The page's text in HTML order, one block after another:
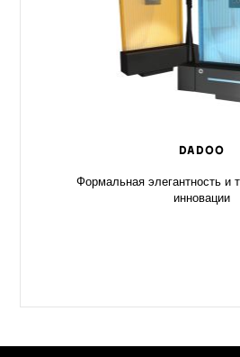
DADOO
Формальная элегантность и
инновации